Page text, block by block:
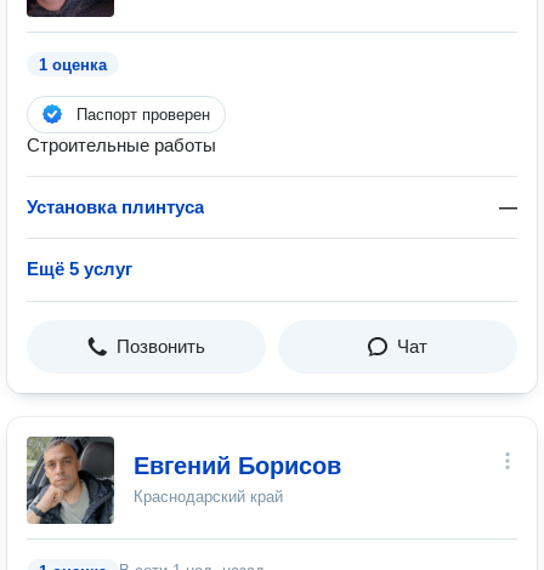
1 оценка
Паспорт проверен
Строительные работы
Установка плинтуса —
Ещё 5 услуг
Позвонить Чат
Евгений Борисов
Краснодарский край